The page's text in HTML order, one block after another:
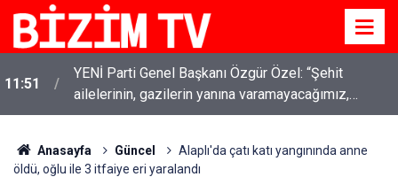
11:51
YENİ Parti Genel Başkanı Özgür Özel: “Şehit
ailelerinin, gazilerin yanına varamayacağımız,
gözüne bakamayacağımız işlerin içinde olmayız”
Anasayfa Güncel
Alaplı'da çatı katı yangınında anne
öldü, oğlu ile 3 itfaiye eri yaralandı